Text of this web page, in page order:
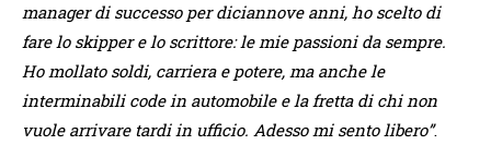
manager di successo per diciannove anni, ho scelto di
fare lo skipper e lo scrittore: le mie passioni da sempre.
Ho mollato soldi, carriera e potere, ma anche le
interminabili code in automobile e la fretta di chi non
vuole arrivare tardi in ufficio. Adesso mi sento libero”.